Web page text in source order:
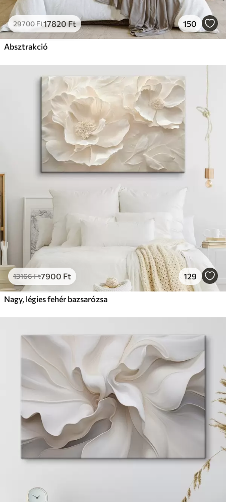
29700Ft17820Ft 150
Absztrakció
13166Ft7900 Ft 129
Nagy, légies fehér bazsarózsa